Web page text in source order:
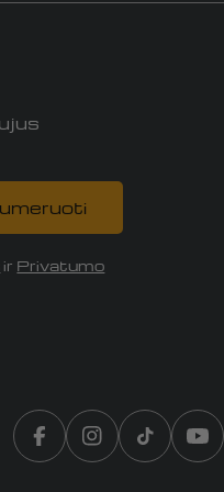
ir Privatumo
Translation„Instagram“
„TikTok“